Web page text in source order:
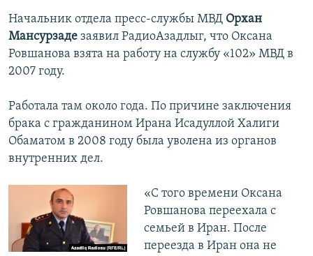
Начальник отдела пресс-службы МВД Орхан
Мансурзаде заявил РадиоАзадлыг, что Оксана
Ровшанова взята на работу на службу «102» МВД в
2007 году.
Работала там около года. По причине заключения
брака с гражданином Ирана Исадуллой Халиги
Обаматом в 2008 году была уволена из органов
внутренних дел.
«С того времени Оксана
Ровшанова переехала с
семьей в Иран. После
переезда в Иран она не